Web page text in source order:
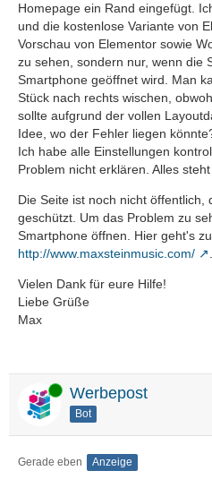
Homepage ein Rand eingefügt.
und die kostenlose Variante von
Vorschau von Elementor sowie
zu sehen, sondern nur, wenn die
Smartphone geöffnet wird. Man
Stück nach rechts wischen,
sollte aufgrund der vollen
Idee, wo der Fehler liegen
Ich habe alle Einstellungen
Problem nicht erklären. Alles
Die Seite ist noch nicht öffentlich,
geschützt. Um das Problem zu
Smartphone öffnen. Hier geht's
http://www.maxsteinmusic.com/
Vielen Dank für eure Hilfe!
Liebe Grüße
Max
Online Werbepost
Bot
Gerade eben Anzeige